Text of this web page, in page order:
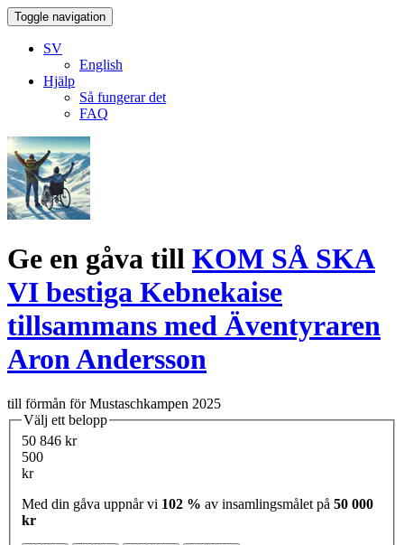
Toggle navigation
SV
English
Hjälp
Så fungerar det
FAQ
Ge en gåva till KOM SÅ SKA
VI bestiga Kebnekaise
tillsammans med Äventyraren
Aron Andersson
till förmån för Mustaschkampen 2025
Välj ett belopp
50 846 kr
500
kr
Med din gåva uppnår vi 102 % av insamlingsmålet på 50 000
kr